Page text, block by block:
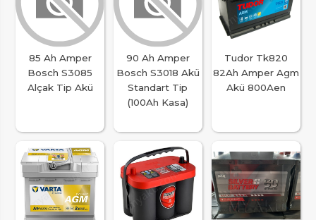
85 Ah Amper
Bosch S3085
Alçak Tip Akü
90 Ah Amper
Bosch S3018 Akü
Standart Tip
(100Ah Kasa)
Tudor Tk820
82Ah Amper Agm
Akü 800Aen